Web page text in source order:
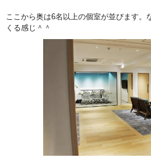
ここから奥は6名以上の個室が並びます。
くる感じ＾＾